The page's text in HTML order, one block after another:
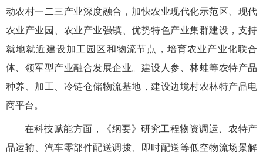
动农村一二三产业深度融合，加快农业现代化示范区、现代
农业产业园、农业产业强镇、优势特色产业集群建设，支持
就地就近建设加工园区和物流节点，培育农业产业化联合
体、领军型产业融合发展企业。建设人参、林蛙等农特产品
种养、加工、冷链仓储物流基地，建设边境村农林特产品电
商平台。
在科技赋能方面，《纲要》研究工程物资调运、农特产
品运输、汽车零部件配送调拨、即时配送等低空物流场景解